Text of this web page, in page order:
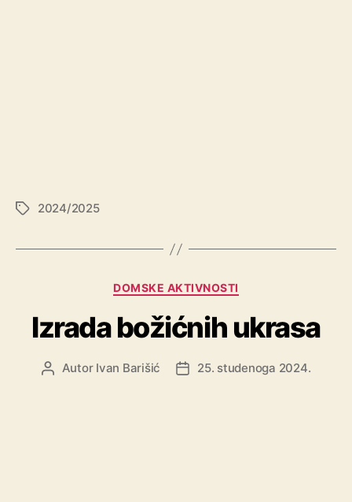
2024/2025
DOMSKE AKTIVNOSTI
Izrada božićnih ukrasa
Autor Ivan Barišić 25. studenoga 2024.